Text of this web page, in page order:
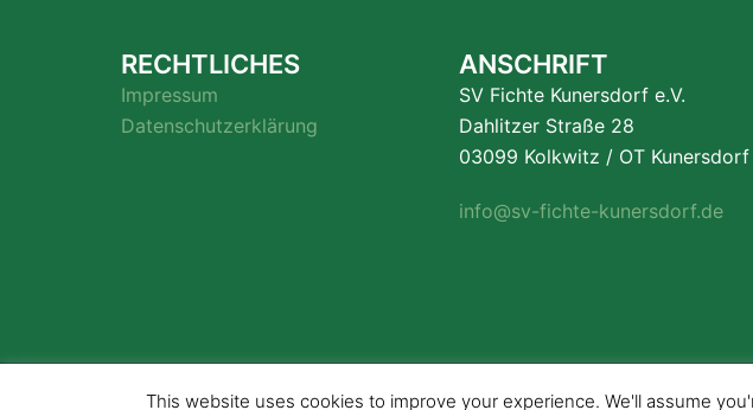
RECHTLICHES
Impressum
Datenschutzerklärung
ANSCHRIFT
SV Fichte Kunersdorf e.V.
Dahlitzer Straße 28
03099 Kolkwitz / OT Kunersdorf
info@sv-fichte-kunersdorf.de
© 2026 . Stolz präsentiert vonSydney
This website uses cookies to improve your experience. We'll assume